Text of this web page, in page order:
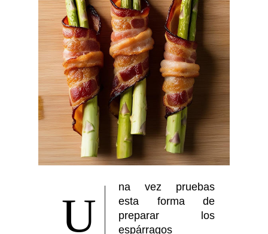
U
na vez pruebas
esta forma de
preparar los
espárragos